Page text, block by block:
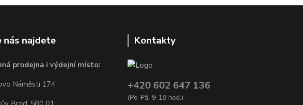
nás najdete
prodejna i výdejní místo:
Náměstí 174
Kontakty
+420 602 647 136
(Po-Pá, 9-18 hod.)